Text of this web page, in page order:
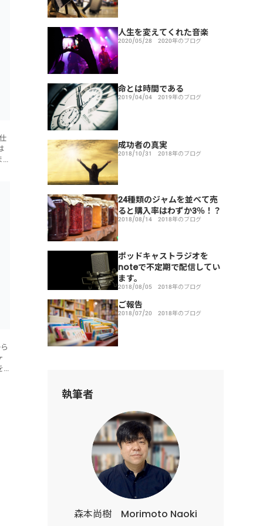
人生を変えてくれた音楽
2020/05/28 2020年のブログ
命とは時間である
2019/04/04 2019年のブログ
成功者の真実
2018/10/31 2018年のブログ
24種類のジャムを並べて売
ると購入率はわずか3％！？
2018/08/14 2018年のブログ
ポッドキャストラジオを
noteで不定期で配信してい
ます。
2018/08/05 2018年のブログ
ご報告
2018/07/20 2018年のブログ
執筆者
森本尚樹 Morimoto Naoki